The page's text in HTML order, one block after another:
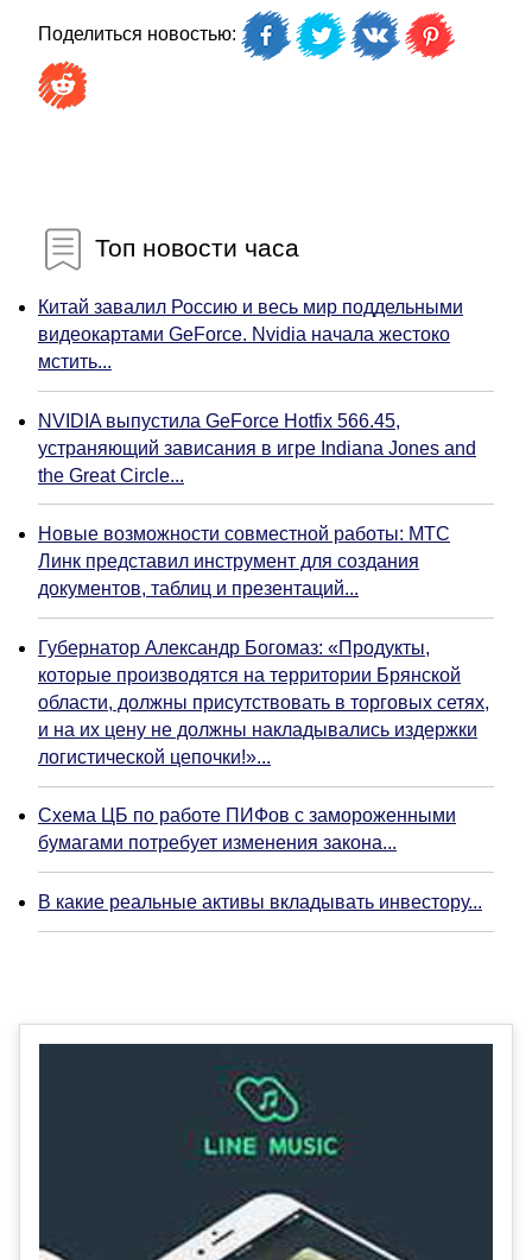
Поделиться новостью:
Топ новости часа
Китай завалил Россию и весь мир поддельными
видеокартами GeForce. Nvidia начала жестоко
мстить...
NVIDIA выпустила GeForce Hotfix 566.45,
устраняющий зависания в игре Indiana Jones and
the Great Circle...
Новые возможности совместной работы: МТС
Линк представил инструмент для создания
документов, таблиц и презентаций...
Губернатор Александр Богомаз: «Продукты,
которые производятся на территории Брянской
области, должны присутствовать в торговых сетях,
и на их цену не должны накладывались издержки
логистической цепочки!»...
Схема ЦБ по работе ПИФов с замороженными
бумагами потребует изменения закона...
В какие реальные активы вкладывать инвестору...